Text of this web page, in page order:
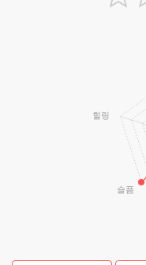
슬픔
힐링